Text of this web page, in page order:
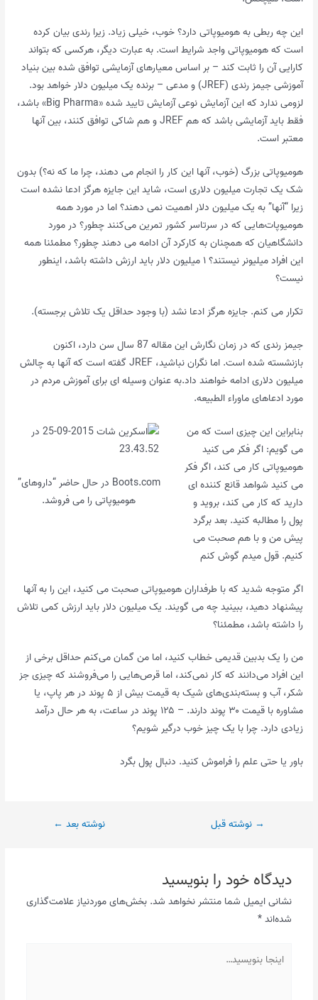
این چه ربطی به هومیوپاتی دارد؟ خوب، خیلی زیاد. زیرا رندی بیان کرده
است که هومیوپاتی واجد شرایط است. به عبارت دیگر، هرکسی که بتواند
کارایی آن را ثابت کند – بر اساس معیارهای آزمایشی توافق شده بین بنیاد
آموزشی جیمز رندی (JREF) و مدعی – برنده یک میلیون دلار خواهد بود.
لزومی ندارد که این آزمایش نوعی آزمایش تایید شده «Big Pharma» باشد،
فقط باید آزمایشی باشد که هم JREF و هم شاکی توافق کنند، بین آنها
معتبر است.
هومیوپاتی بزرگ (خوب، آنها این کار را انجام می دهند، چرا ما که نه؟) بدون
شک یک تجارت میلیون دلاری است، شاید این جایزه هرگز ادعا نشده است
زیرا “آنها” به یک میلیون دلار اهمیت نمی دهند؟ اما در مورد همه
هومیوپات‌هایی که در سرتاسر کشور تمرین می‌کنند چطور؟ در مورد
دانشگاهیان که همچنان به کارکرد آن ادامه می دهند چطور؟ مطمئنا همه
این افراد میلیونر نیستند؟ ۱ میلیون دلار باید ارزش داشته باشد، اینطور
نیست؟
تکرار می کنم. جایزه هرگز ادعا نشد (با وجود حداقل یک تلاش برجسته).
جیمز رندی که در زمان نگارش این مقاله 87 سال سن دارد، اکنون
بازنشسته شده است. اما نگران نباشید، JREF گفته است که آنها به چالش
میلیون دلاری ادامه خواهند داد.به عنوان وسیله ای برای آموزش مردم در
مورد ادعاهای ماوراء الطبیعه.
Boots.com در حال حاضر “داروهای”
هومیوپاتی را می فروشد.
بنابراین این چیزی است که من
می گویم: اگر فکر می کنید
هومیوپاتی کار می کند، اگر فکر
می کنید شواهد قانع کننده ای
دارید که کار می کند، بروید و
پول را مطالبه کنید. بعد برگرد
پیش من و با هم صحبت می
کنیم. قول میدم گوش کنم
اگر متوجه شدید که با طرفداران هومیوپاتی صحبت می کنید، این را به آنها
پیشنهاد دهید، ببینید چه می گویند. یک میلیون دلار باید ارزش کمی تلاش
را داشته باشد، مطمئنا؟
من را یک بدبین قدیمی خطاب کنید، اما من گمان می‌کنم حداقل برخی از
این افراد می‌دانند که کار نمی‌کند، اما قرص‌هایی را می‌فروشند که چیزی جز
شکر، آب و بسته‌بندی‌های شیک به قیمت بیش از ۵ پوند در هر پاپ، یا
مشاوره با قیمت ۳۰ پوند دارند. – ۱۲۵ پوند در ساعت، به هر حال درآمد
زیادی دارد. چرا با یک چیز خوب درگیر شویم؟
باور یا حتی علم را فراموش کنید. دنبال پول بگرد
پیمایش
→ نوشته قبل نوشته بعد ←
دیدگاه‌ خود را بنویسید
نشانی ایمیل شما منتشر نخواهد شد. بخش‌های موردنیاز علامت‌گذاری
شده‌اند*
بنویسید…